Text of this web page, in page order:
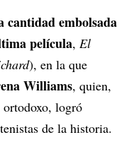
cantidad embolsada
película, El
), en la que
Williams, quien,
logró
de la historia.